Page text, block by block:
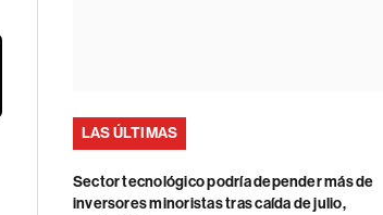
LAS ÚLTIMAS
Sector tecnológico podría depender más de
inversores minoristas tras caída de julio,